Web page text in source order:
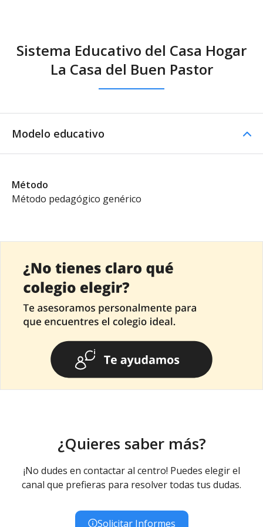
Sistema Educativo del Casa Hogar
La Casa del Buen Pastor
Modelo educativo
Método
Método pedagógico genérico
¿Quieres saber más?
¡No dudes en contactar al centro! Puedes elegir el
canal que prefieras para resolver todas tus dudas.
Solicitar Informes